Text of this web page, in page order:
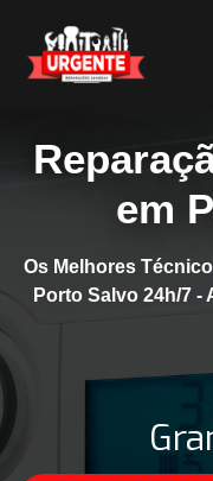
em
Os Melhores
Porto Salvo 24h/7 -